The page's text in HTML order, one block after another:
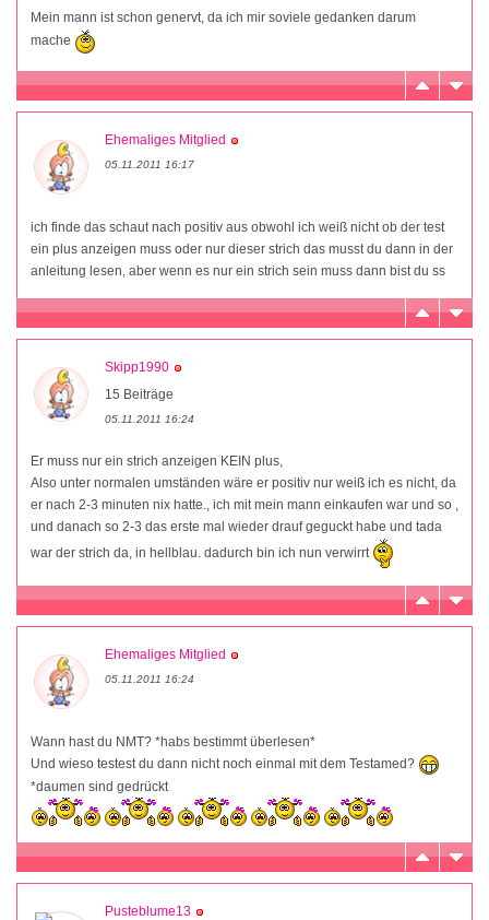
Mein mann ist schon genervt, da ich mir soviele gedanken darum
mache
Ehemaliges Mitglied
05.11.2011 16:17
ich finde das schaut nach positiv aus obwohl ich weiß nicht ob der test
ein plus anzeigen muss oder nur dieser strich das musst du dann in der
anleitung lesen, aber wenn es nur ein strich sein muss dann bist du ss
Skipp1990
15 Beiträge
05.11.2011 16:24
Er muss nur ein strich anzeigen KEIN plus,
Also unter normalen umständen wäre er positiv nur weiß ich es nicht, da
er nach 2-3 minuten nix hatte., ich mit mein mann einkaufen war und so ,
und danach so 2-3 das erste mal wieder drauf geguckt habe und tada
war der strich da, in hellblau. dadurch bin ich nun verwirrt
Ehemaliges Mitglied
05.11.2011 16:24
Wann hast du NMT? *habs bestimmt überlesen*
Und wieso testest du dann nicht noch einmal mit dem Testamed?
*daumen sind gedrückt
Pusteblume13